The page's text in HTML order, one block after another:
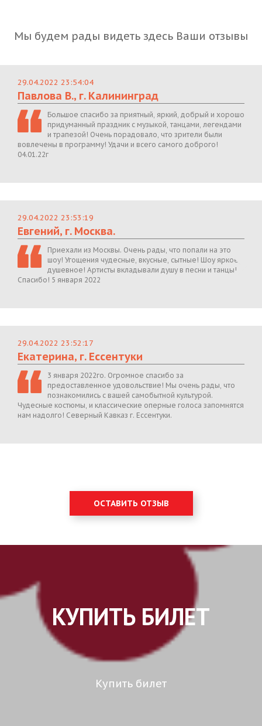
Мы будем рады видеть здесь Ваши отзывы
29.04.2022 23:54:04
Павлова В., г. Калининград
Большое спасибо за приятный, яркий, добрый и хорошо
придуманный праздник с музыкой, танцами, легендами
и трапезой! Очень порадовало, что зрители были
вовлечены в программу! Удачи и всего самого доброго!
04.01.22г
29.04.2022 23:53:19
Евгений, г. Москва.
Приехали из Москвы. Очень рады, что попали на это
шоу! Угощения чудесные, вкусные, сытные! Шоу яркое,
душевное! Артисты вкладывали душу в песни и танцы!
Спасибо! 5 января 2022
29.04.2022 23:52:17
Екатерина, г. Ессентуки
3 января 2022го. Огромное спасибо за
предоставленное удовольствие! Мы очень рады, что
познакомились с вашей самобытной культурой.
Чудесные костюмы, и классические оперные голоса запомнятся
нам надолго! Северный Кавказ г. Ессентуки.
ОСТАВИТЬ ОТЗЫВ
КУПИТЬ БИЛЕТ
Купить билет